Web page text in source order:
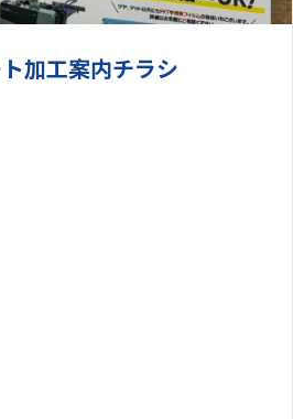
加工案内チラシ